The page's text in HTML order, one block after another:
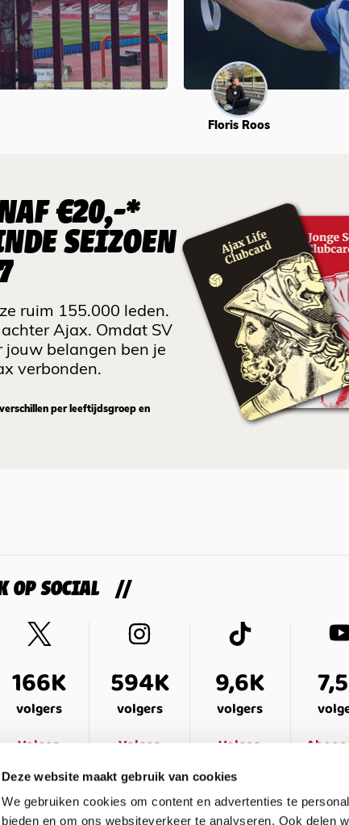
Deze website maakt gebruik van cookies
We gebruiken cookies om content en advertenties te
bieden en om ons websiteverkeer te analyseren. Ook delen
Floris Roos
€20,-*
SEIZOEN
ruim 155.000 leden.
Ajax. Omdat SV
jouw belangen ben je
verbonden.
per leeftijdsgroep en
OP SOCIAL
166K
volgers
Volgen
594K
volgers
Volgen
9,6K
volgers
Volgen